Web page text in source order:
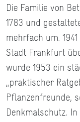
Die Familie von
1783 und
mehrfach um.
Stadt Frankfurt
wurde 1953 ein
„praktischer
Pflanzenfreunde,
Denkmalschutz.